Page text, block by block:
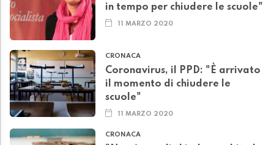
in tempo per chiudere le scuole"
11 MARZO 2020
CRONACA
Coronavirus, il PPD: "È arrivato
il momento di chiudere le
scuole"
11 MARZO 2020
CRONACA